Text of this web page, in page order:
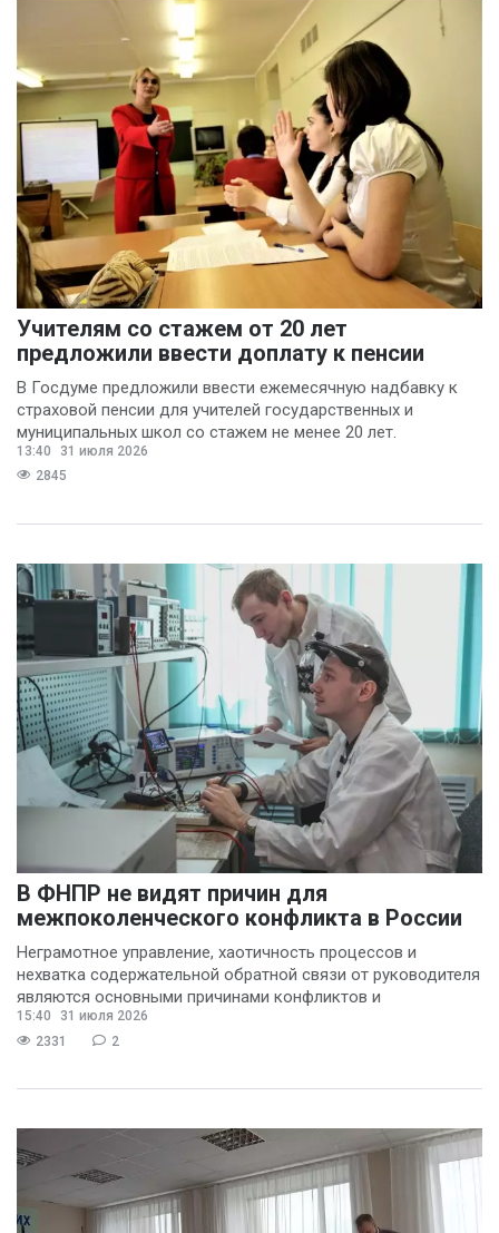
Учителям со стажем от 20 лет
предложили ввести доплату к пенсии
В Госдуме предложили ввести ежемесячную надбавку к
страховой пенсии для учителей государственных и
муниципальных школ со стажем не менее 20 лет.
13:40
31 июля 2026
2845
В ФНПР не видят причин для
межпоколенческого конфликта в России
Неграмотное управление, хаотичность процессов и
нехватка содержательной обратной связи от руководителя
являются основными причинами конфликтов и
раздражения в
15:40
31 июля 2026
2331
2